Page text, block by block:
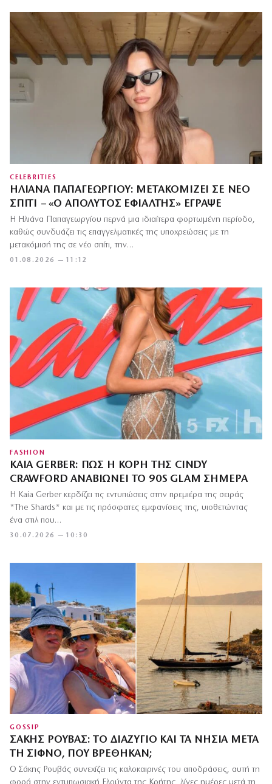
CELEBRITIES
ΗΛΙΆΝΑ ΠΑΠΑΓΕΩΡΓΊΟΥ: ΜΕΤΑΚΟΜΊΖΕΙ ΣΕ ΝΈΟ
ΣΠΊΤΙ – «Ο ΑΠΌΛΥΤΟΣ ΕΦΙΆΛΤΗΣ» ΈΓΡΑΨΕ
01.08.2026 — 11:12
Η Ηλιάνα Παπαγεωργίου περνά μια ιδιαίτερα φορτωμένη περίοδο,
καθώς συνδυάζει τις επαγγελματικές της υποχρεώσεις με τη
μετακόμισή της σε νέο σπίτι, την…
FASHION
KAIA GERBER: ΠΏΣ Η ΚΌΡΗ ΤΗΣ CINDY
CRAWFORD ΑΝΑΒΙΏΝΕΙ ΤΟ 90S GLAM ΣΉΜΕΡΑ
30.07.2026 — 10:30
Η Kaia Gerber κερδίζει τις εντυπώσεις στην πρεμιέρα της σειράς
*The Shards* και με τις πρόσφατες εμφανίσεις της, υιοθετώντας
ένα στιλ που…
GOSSIP
ΣΆΚΗΣ ΡΟΥΒΆΣ: ΤΟ ΔΙΑΖΎΓΙΟ ΚΑΙ ΤΑ ΝΗΣΙΆ ΜΕΤΆ
ΤΗ ΣΊΦΝΟ, ΠΟΎ ΒΡΈΘΗΚΑΝ;
Ο Σάκης Ρουβάς συνεχίζει τις καλοκαιρινές του αποδράσεις, αυτή τη